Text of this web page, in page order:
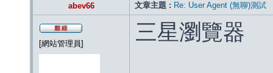
abev66 文章主題 : Re: User Agent (無聊)測試
[網站管理員]
三星瀏覽器